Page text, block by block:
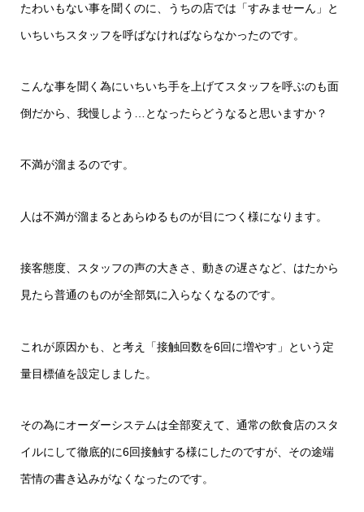
たわいもない事を聞くのに、うちの店では「すみませーん」と
いちいちスタッフを呼ばなければならなかったのです。
こんな事を聞く為にいちいち手を上げてスタッフを呼ぶのも面
倒だから、我慢しよう…となったらどうなると思いますか？
不満が溜まるのです。
人は不満が溜まるとあらゆるものが目につく様になります。
接客態度、スタッフの声の大きさ、動きの遅さなど、はたから
見たら普通のものが全部気に入らなくなるのです。
これが原因かも、と考え「接触回数を6回に増やす」という定
量目標値を設定しました。
その為にオーダーシステムは全部変えて、通常の飲食店のスタ
イルにして徹底的に6回接触する様にしたのですが、その途端
苦情の書き込みがなくなったのです。